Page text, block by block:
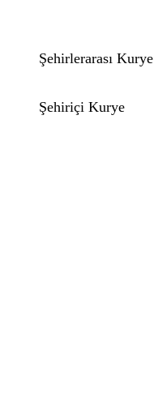
Şehirlerarası Kurye
Şehiriçi Kurye